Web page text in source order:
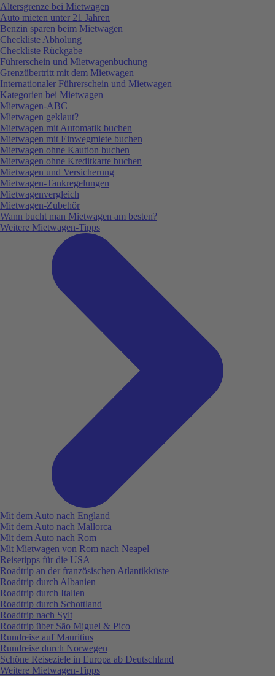
Altersgrenze bei Mietwagen
Auto mieten unter 21 Jahren
Benzin sparen beim Mietwagen
Checkliste Abholung
Checkliste Rückgabe
Führerschein und Mietwagenbuchung
Grenzübertritt mit dem Mietwagen
Internationaler Führerschein und Mietwagen
Kategorien bei Mietwagen
Mietwagen-ABC
Mietwagen geklaut?
Mietwagen mit Automatik buchen
Mietwagen mit Einwegmiete buchen
Mietwagen ohne Kaution buchen
Mietwagen ohne Kreditkarte buchen
Mietwagen und Versicherung
Mietwagen-Tankregelungen
Mietwagenvergleich
Mietwagen-Zubehör
Wann bucht man Mietwagen am besten?
Weitere Mietwagen-Tipps
Mit dem Auto nach England
Mit dem Auto nach Mallorca
Mit dem Auto nach Rom
Mit Mietwagen von Rom nach Neapel
Reisetipps für die USA
Roadtrip an der französischen Atlantikküste
Roadtrip durch Albanien
Roadtrip durch Italien
Roadtrip durch Schottland
Roadtrip nach Sylt
Roadtrip über São Miguel & Pico
Rundreise auf Mauritius
Rundreise durch Norwegen
Schöne Reiseziele in Europa ab Deutschland
Weitere Mietwagen-Tipps